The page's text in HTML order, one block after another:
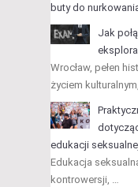
buty do
Jak
Wrocław, pełen
życiem
edukacji
Edukacja
kontrowersji, …